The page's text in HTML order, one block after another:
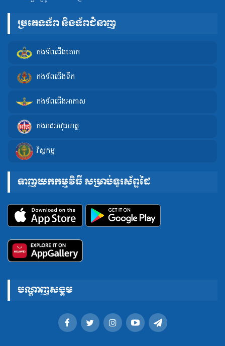
ប្រភេទទ័ព និងទ័ពជំនាញ
កងទ័ពជើងគោក
កងទ័ពជើងទឹក
កងទ័ពជើងអាកាស
កងរាជអាវុធហត្ថ
វិស្វកម្ម
ទាញយកកម្មវិធី សម្រាប់ទូរស័ព្ទដៃ
បណ្តាញសង្គម